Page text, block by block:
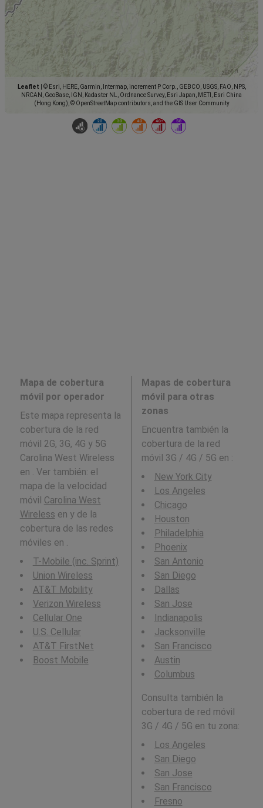
Leaflet
© Esri, HERE, Garmin, Intermap, increment P Corp., GEBCO, USGS, FAO, NPS,
NRCAN, GeoBase, IGN, Kadaster NL, Ordnance Survey, Esri Japan, METI, Esri China
(Hong Kong), © OpenStreetMap contributors, and the GIS User Community
Mapa de cobertura
móvil por operador
Este mapa representa la
cobertura de la red
móvil 2G, 3G, 4G y 5G
Carolina West Wireless
en . Ver también: el
mapa de la velocidad
móvil Carolina West
Wireless en y de la
cobertura de las redes
móviles en .
T-Mobile (inc. Sprint)
Union Wireless
AT&T Mobility
Verizon Wireless
Cellular One
U.S. Cellular
AT&T FirstNet
Boost Mobile
Mapas de cobertura
móvil para otras
zonas
Encuentra también la
cobertura de la red
móvil 3G / 4G / 5G en :
New York City
Los Angeles
Chicago
Houston
Philadelphia
Phoenix
San Antonio
San Diego
Dallas
San Jose
Indianapolis
Jacksonville
San Francisco
Austin
Columbus
Consulta también la
cobertura de red móvil
3G / 4G / 5G en tu zona:
Los Angeles
San Diego
San Jose
San Francisco
Fresno